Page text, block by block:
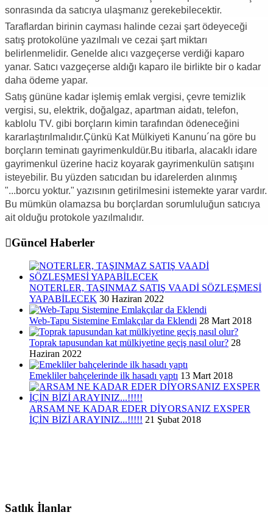
sonrasında da satıcıya ulaşmanız gerekebilecektir.
Taraflardan birinin cayması halinde cezai şart ödeyeceği
satış protokolüne yazılmalı ve cezai şart miktarı
belirlenmelidir. Genelde alıcı vazgeçerse verdiği kaparo
yanar. Satıcı vazgeçerse aldığı kaparo ile birlikte bir o kadar
daha ödeme yapar.
Satış gününe kadar işlemiş emlak vergisi, çevre temizlik
vergisi, su, elektrik, doğalgaz, apartman aidatı, telefon,
kablolu TV. gibi borçların kimin tarafından ödeneceğini
kararlaştırılmalıdır.Çünkü Kat Mülkiyeti Kanunu´na göre bu
borçların teminatı gayrimenkuldür.Bu itibarla, alacaklı idare
gayrimenkul üzerine haciz koyarak gayrimenkulün satışını
isteyebilir. Bu yüzden satıcıdan bu idarelerden alınmış
"...borcu yoktur." yazısının getirilmesini istemekte yarar vardır.
Bu mümkün olamazsa bu borçlardan sorumluluğun satıcıya
ait olduğu protokole yazılmalıdır.
Güncel Haberler
NOTERLER, TAŞINMAZ SATIŞ VAADİ SÖZLEŞMESİ
YAPABİLECEK 30 Haziran 2022
Web-Tapu Sistemine Emlakçılar da Eklendi 28 Mart 2018
Toprak tapusundan kat mülkiyetine geçiş nasıl olur? 28
Haziran 2022
Emekliler bahçelerinde ilk hasadı yaptı 13 Mart 2018
ARSAM NE KADAR EDER DİYORSANIZ EXSPER
İÇİN BİZİ ARAYINIZ...!!!!! 21 Şubat 2018
Satlık İlanlar